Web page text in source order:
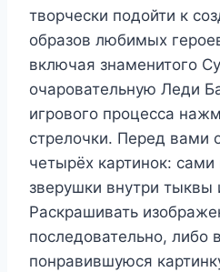
творчески подойти к
образов любимых
включая знаменитого
очаровательную Леди
игрового процесса
стрелочки. Перед вами
четырёх картинок:
зверушки внутри тыквы
Раскрашивать
последовательно, либо
понравившуюся